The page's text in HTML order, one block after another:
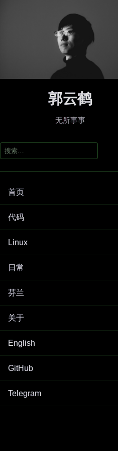
郭云鹤
无所事事
搜
索：
首页
代码
Linux
日常
芬兰
关于
English
GitHub
Telegram